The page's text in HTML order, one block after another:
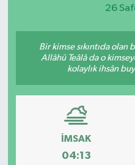
26
Bir kimse sıkıntıda olan
Allâhü Teâlâ da o
kolaylık ihsân
İMSAK
04:13